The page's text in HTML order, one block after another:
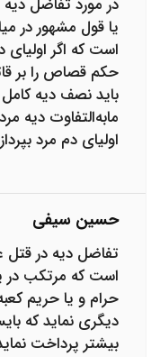
در مورد تفاضل
یا قول مشهور در
است که اگر
حکم قصاص را بر
باید نصف دیه
ما‌به‌التفاوت دیه
اولیای دم مرد
حسین سیفی
تفاضل دیه در قتل
است که مرتکب در
حرام و یا حریم
دیگری نماید که
بیشتر پرداخت